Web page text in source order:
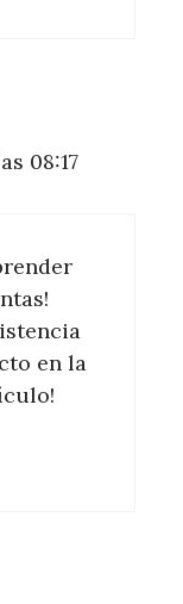
08:17
en la